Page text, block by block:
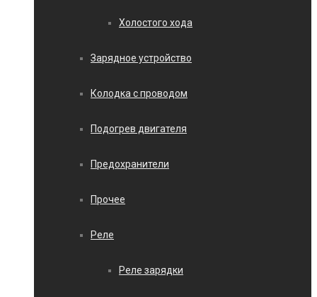
Холостого хода
Зарядное устройство
Колодка с проводом
Подогрев двигателя
Предохранители
Прочее
Реле
Реле зарядки